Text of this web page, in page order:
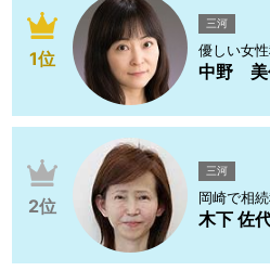
1位
三河
優しい女
中野 美
2位
三河
岡崎で相
木下 佐